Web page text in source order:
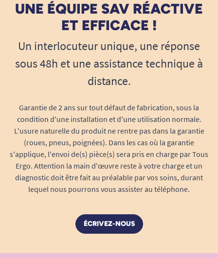
UNE ÉQUIPE SAV RÉACTIVE
ET EFFICACE !
Un interlocuteur unique, une réponse
sous 48h et une assistance technique à
distance.
Garantie de 2 ans sur tout défaut de fabrication, sous la
condition d'une installation et d'une utilisation normale.
L'usure naturelle du produit ne rentre pas dans la garantie
(roues, pneus, poignées). Dans les cas où la garantie
s'applique, l'envoi de(s) pièce(s) sera pris en charge par Tous
Ergo. Attention la main d'œuvre reste à votre charge et un
diagnostic doit être fait au préalable par vos soins, durant
lequel nous pourrons vous assister au téléphone.
ÉCRIVEZ-NOUS